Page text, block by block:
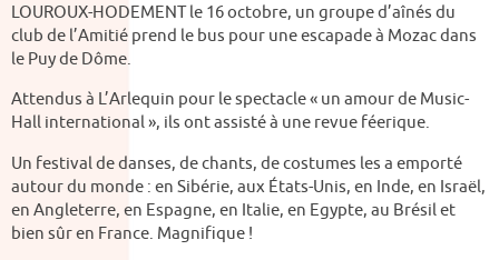
LOUROUX-HODEMENT le 16 octobre, un groupe d’aînés du
club de l’Amitié prend le bus pour une escapade à Mozac dans
le Puy de Dôme.
Attendus à L’Arlequin pour le spectacle « un amour de Music-
Hall international », ils ont assisté à une revue féerique.
Un festival de danses, de chants, de costumes les a emporté
autour du monde : en Sibérie, aux États-Unis, en Inde, en Israël,
en Angleterre, en Espagne, en Italie, en Egypte, au Brésil et
bien sûr en France. Magnifique !